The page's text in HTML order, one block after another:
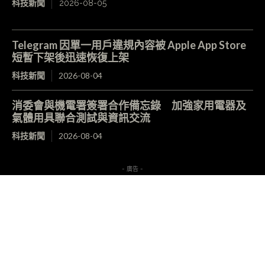
科技新聞 2026-08-05
Telegram 因單一用戶違規內容被 Apple App Store
短暫下架後迅速恢復上架
科技新聞 2026-08-04
消委會與機電署簽署合作備忘錄 加強家用電器及
氣體用具聯合測試與資訊交流
科技新聞 2026-08-04
- 廣告 -